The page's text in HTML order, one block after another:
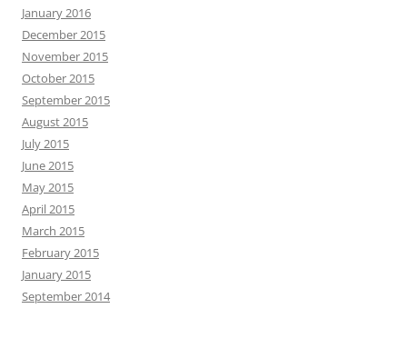
January 2016
December 2015
November 2015
October 2015
September 2015
August 2015
July 2015
June 2015
May 2015
April 2015
March 2015
February 2015
January 2015
September 2014